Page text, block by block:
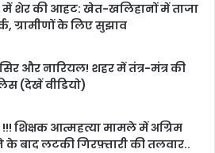
में शेर की आहट: खेत-खलिहानों में ताजा
ग्रामीणों के लिए सुझाव
और नारियल! शहर में तंत्र-मंत्र की
(देखें वीडियो)
शिक्षक आत्महत्या मामले में अग्रिम
के बाद लटकी गिरफ़्तारी की तलवार..